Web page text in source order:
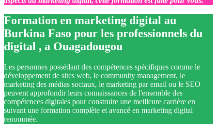
Formation en marketing digital au
Burkina Faso pour les professionnels du
digital , a Ouagadougou
Les personnes possédant des compétences spécifiques comme le
développement de sites web, le community management, le
marketing des médias sociaux, le marketing par email ou le SEO
peuvent approfondir leurs connaissances de l'ensemble des
compétences digitales pour construire une meilleure carrière en
suivant une formation complète et avancé en marketing digital
renommée.